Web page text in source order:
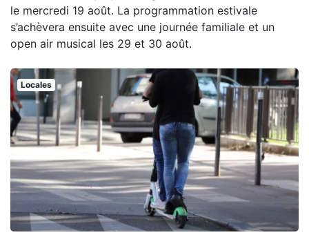
le mercredi 19 août. La programmation estivale
s’achèvera ensuite avec une journée familiale et un
open air musical les 29 et 30 août.
Locales